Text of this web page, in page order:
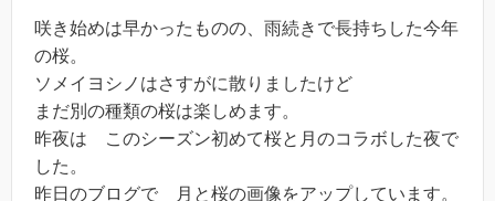
咲き始めは早かったものの、雨続きで長持ちした今年
の桜。
ソメイヨシノはさすがに散りましたけど
まだ別の種類の桜は楽しめます。
昨夜は このシーズン初めて桜と月のコラボした夜で
した。
昨日のブログで 月と桜の画像をアップしています。